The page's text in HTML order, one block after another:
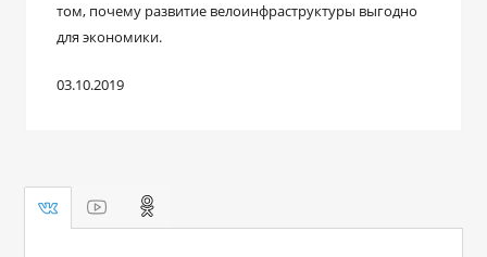
том, почему развитие велоинфраструктуры выгодно
для экономики.
03.10.2019